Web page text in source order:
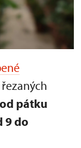
pátku
9 do